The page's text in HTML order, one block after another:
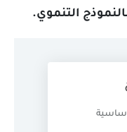
التنموي.